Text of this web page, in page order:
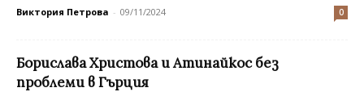
Виктория Петрова - 09/11/2024 0
Борислава Христова и Атинайкос без
проблеми в Гърция